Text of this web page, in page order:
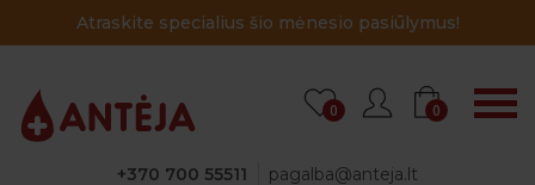
Atraskite specialius šio mėnesio pasiūlymus!
+370 700 55511 pagalba@anteja.lt
0 0